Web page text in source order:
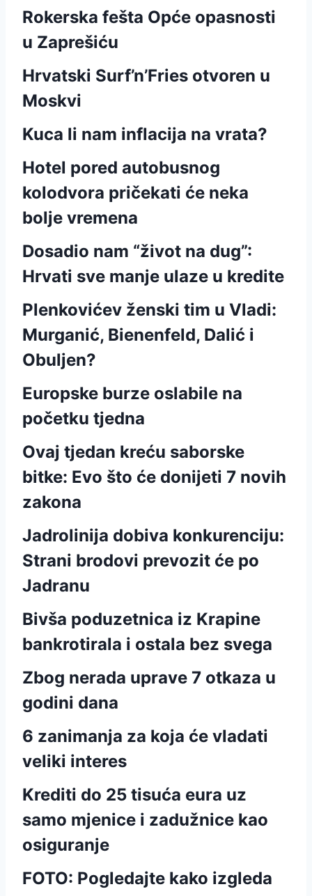
Rokerska fešta Opće opasnosti
u Zaprešiću
Hrvatski Surf’n’Fries otvoren u
Moskvi
Kuca li nam inflacija na vrata?
Hotel pored autobusnog
kolodvora pričekati će neka
bolje vremena
Dosadio nam “život na dug”:
Hrvati sve manje ulaze u kredite
Plenkovićev ženski tim u Vladi:
Murganić, Bienenfeld, Dalić i
Obuljen?
Europske burze oslabile na
početku tjedna
Ovaj tjedan kreću saborske
bitke: Evo što će donijeti 7 novih
zakona
Jadrolinija dobiva konkurenciju:
Strani brodovi prevozit će po
Jadranu
Bivša poduzetnica iz Krapine
bankrotirala i ostala bez svega
Zbog nerada uprave 7 otkaza u
godini dana
6 zanimanja za koja će vladati
veliki interes
Krediti do 25 tisuća eura uz
samo mjenice i zadužnice kao
osiguranje
FOTO: Pogledajte kako izgleda